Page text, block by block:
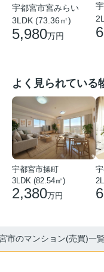
宇都宮市宮みらい
3LDK (73.36㎡)
5,980万円
よく見られている
宇都宮市操町
3LDK (82.54㎡)
2,380万円
市のマンション(売買)一